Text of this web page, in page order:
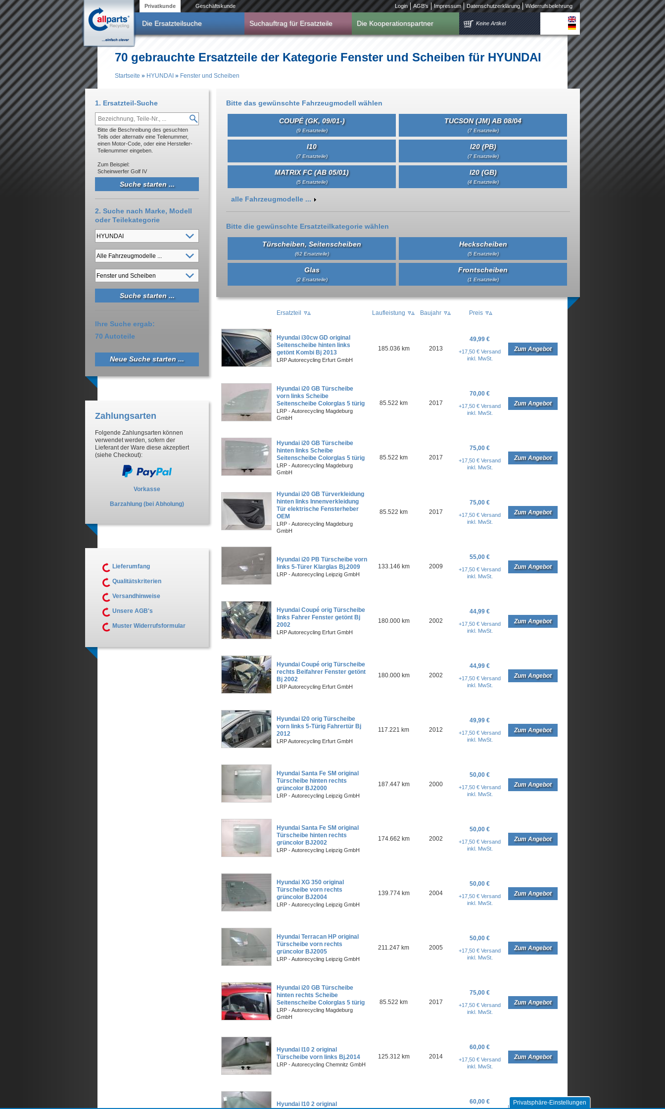
Direkt zum Inhalt Privatkunde Geschäftskunde Login AGB's Impressum Datenschutzerklärung Widerrufsbelehrung
Die Ersatzteilsuche Suchauftrag für Ersatzteile Die Kooperationspartner Keine Artikel
70 gebrauchte Ersatzteile der Kategorie Fenster und Scheiben für HYUNDAI
Startseite » HYUNDAI » Fenster und Scheiben
Bitte das gewünschte Fahrzeugmodell wählen
COUPÉ (GK, 09/01-)
(9 Ersatzteile)
TUCSON (JM) AB 08/04
(7 Ersatzteile)
I10
(7 Ersatzteile)
I20 (PB)
(7 Ersatzteile)
MATRIX FC (AB 05/01)
(5 Ersatzteile)
I20 (GB)
(4 Ersatzteile)
Anzeigen
alle Fahrzeugmodelle ...
Bitte die gewünschte Ersatzteilkategorie wählen
Türscheiben, Seitenscheiben
(62 Ersatzteile)
Heckscheiben
(5 Ersatzteile)
Glas
(2 Ersatzteile)
Frontscheiben
(1 Ersatzteile)
Ersatzteil Laufleistung Baujahr Preis
Hyundai i30cw GD original
Seitenscheibe hinten links
getönt Kombi Bj 2013
LRP Autorecycling Erfurt GmbH
185.036 km 2013
49,99 €
+17,50 € Versand
inkl. MwSt.
Zum Angebot
Hyundai i20 GB Türscheibe
vorn links Scheibe
Seitenscheibe Colorglas 5 türig
LRP - Autorecycling Magdeburg
GmbH
85.522 km 2017
70,00 €
+17,50 € Versand
inkl. MwSt.
Zum Angebot
Hyundai i20 GB Türscheibe
hinten links Scheibe
Seitenscheibe Colorglas 5 türig
LRP - Autorecycling Magdeburg
GmbH
85.522 km 2017
75,00 €
+17,50 € Versand
inkl. MwSt.
Zum Angebot
Hyundai i20 GB Türverkleidung
hinten links Innenverkleidung
Tür elektrische Fensterheber
OEM
LRP - Autorecycling Magdeburg
GmbH
85.522 km 2017
75,00 €
+17,50 € Versand
inkl. MwSt.
Zum Angebot
Hyundai i20 PB Türscheibe vorn
links 5-Türer Klarglas Bj.2009
LRP - Autorecycling Leipzig GmbH
133.146 km 2009
55,00 €
+17,50 € Versand
inkl. MwSt.
Zum Angebot
Hyundai Coupé orig Türscheibe
links Fahrer Fenster getönt Bj
2002
LRP Autorecycling Erfurt GmbH
180.000 km 2002
44,99 €
+17,50 € Versand
inkl. MwSt.
Zum Angebot
Hyundai Coupé orig Türscheibe
rechts Beifahrer Fenster getönt
Bj 2002
LRP Autorecycling Erfurt GmbH
180.000 km 2002
44,99 €
+17,50 € Versand
inkl. MwSt.
Zum Angebot
Hyundai I20 orig Türscheibe
vorn links 5-Türig Fahrertür Bj
2012
LRP Autorecycling Erfurt GmbH
117.221 km 2012
49,99 €
+17,50 € Versand
inkl. MwSt.
Zum Angebot
Hyundai Santa Fe SM original
Türscheibe hinten rechts
grüncolor BJ2000
LRP - Autorecycling Leipzig GmbH
187.447 km 2000
50,00 €
+17,50 € Versand
inkl. MwSt.
Zum Angebot
Hyundai Santa Fe SM original
Türscheibe hinten rechts
grüncolor BJ2002
LRP - Autorecycling Leipzig GmbH
174.662 km 2002
50,00 €
+17,50 € Versand
inkl. MwSt.
Zum Angebot
Hyundai XG 350 original
Türscheibe vorn rechts
grüncolor BJ2004
LRP - Autorecycling Leipzig GmbH
139.774 km 2004
50,00 €
+17,50 € Versand
inkl. MwSt.
Zum Angebot
Hyundai Terracan HP original
Türscheibe vorn rechts
grüncolor BJ2005
LRP - Autorecycling Leipzig GmbH
211.247 km 2005
50,00 €
+17,50 € Versand
inkl. MwSt.
Zum Angebot
Hyundai i20 GB Türscheibe
hinten rechts Scheibe
Seitenscheibe Colorglas 5 türig
LRP - Autorecycling Magdeburg
GmbH
85.522 km 2017
75,00 €
+17,50 € Versand
inkl. MwSt.
Zum Angebot
Hyundai I10 2 original
Türscheibe vorn links Bj.2014
LRP - Autorecycling Chemnitz GmbH
125.312 km 2014
60,00 €
+17,50 € Versand
inkl. MwSt.
Zum Angebot
Hyundai I10 2 original
60,00 €
1. Ersatzteil-Suche
Bitte die Beschreibung des gesuchten
Teils oder alternativ eine Teilenummer,
einen Motor-Code, oder eine Hersteller-
Teilenummer eingeben.
Zum Beispiel:
Scheinwerfer Golf IV
2. Suche nach Marke, Modell
oder Teilekategorie
Ihre Suche ergab:
70 Autoteile
Neue Suche starten ...
Zahlungsarten
Folgende Zahlungsarten können
verwendet werden, sofern der
Lieferant der Ware diese akzeptiert
(siehe Checkout):
Vorkasse
Barzahlung (bei Abholung)
Lieferumfang
Qualitätskriterien
Versandhinweise
Unsere AGB's
Muster Widerrufsformular
Privatsphäre-Einstellungen